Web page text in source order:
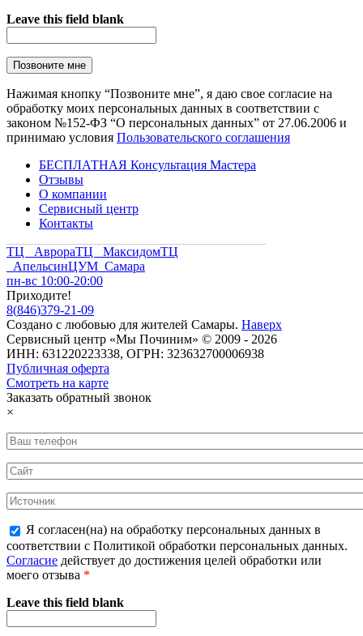
Leave this field blank
Нажимая кнопку “Позвоните мне”, я даю свое согласие на
обработку моих персональных данных в соответствии с
законом №152-ФЗ “О персональных данных” от 27.06.2006 и
принимаю условия Пользовательского соглашения
БЕСПЛАТНАЯ Консультация Мастера
Отзывы
О компании
Сервисный центр
Контакты
ТЦ АврораТЦ МаксидомТЦ
АпельсинЦУМ Самара
пн-вс 10:00-20:00
Приходите!
8(846)379-21-09
Создано с любовью для жителей Самары. Наверх
Сервисный центр «Мы Починим» © 2009 - 2026
ИНН: 631220223338, ОГРН: 323632700006938
Публичная оферта
Смотреть на карте
Заказать обратный звонок
×
Я согласен(на) на обработку персональных данных в
соответствии с Политикой обработки персональных данных.
Согласие действует до достижения целей обработки или
моего отзыва *
Leave this field blank